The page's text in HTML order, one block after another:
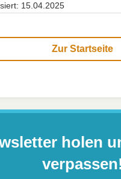
15.04.2025
Zur Startseite
holen